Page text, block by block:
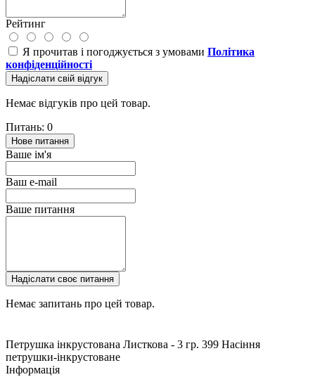
Рейтинг
Я прочитав і погоджується з умовами Політика
конфіденційності
Надіслати свій відгук
Немає відгуків про цей товар.
Питань: 0
Нове питання
Ваше ім'я
Ваш e-mail
Ваше питання
Надіслати своє питання
Немає запитань про цей товар.
Петрушка інкрустована Листкова - 3 гр. 399 Насіння
петрушки-інкрустоване
Інформація